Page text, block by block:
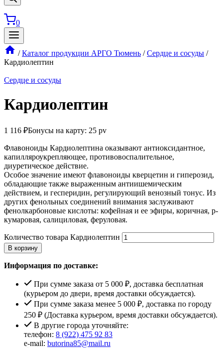
0
/ Каталог продукции АРГО Тюмень / Сердце и сосуды /
Кардиолептин
Сердце и сосуды
Кардиолептин
1 116 ₽Бонусы на карту: 25 pv
Флавоноиды Кардиолептина оказывают антиоксидантное,
капилляроукрепляющее, противовоспалительное,
диуретическое действие.
Особое значение имеют флавоноиды кверцетин и гиперозид,
обладающие также выраженным антиишемическим
действием, и гесперидин, регулирующий венозный тонус. Из
других фенольных соединений внимания заслуживают
фенолкарбоновые кислоты: кофейная и ее эфиры, коричная, р-
кумаровая, салициловая, феруловая.
Количество товара Кардиолептин
В корзину
Информация по доставке:
При сумме заказа от 5 000 ₽, доставка бесплатная
(курьером до двери, время доставки обсуждается).
При сумме заказа менее 5 000 ₽, доставка по городу
250 ₽ (Доставка курьером, время доставки обсуждается).
В другие города уточняйте:
телефон: 8 (922) 475 92 83
e-mail: butorina85@mail.ru